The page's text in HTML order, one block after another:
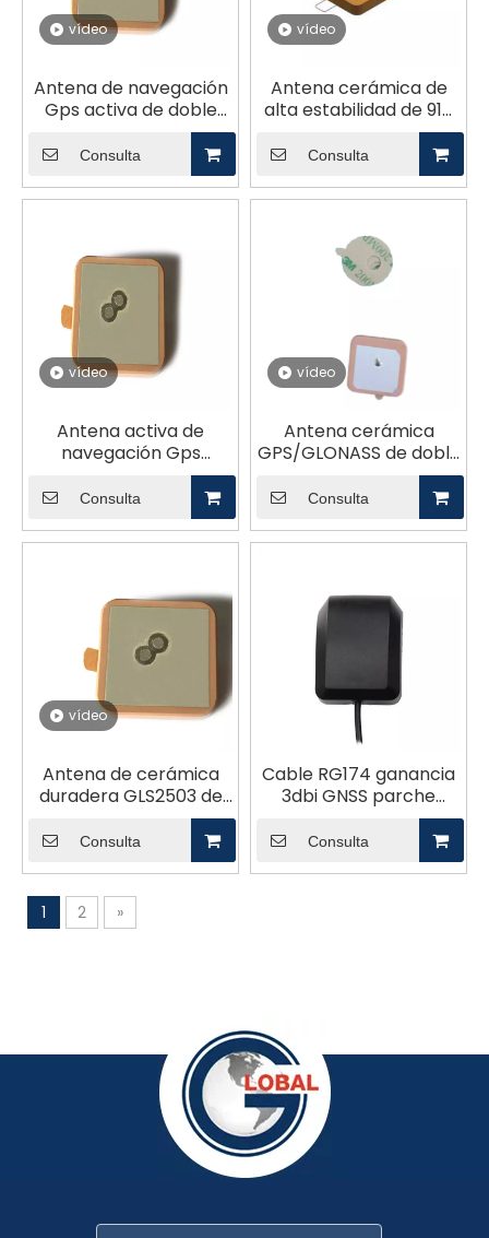
vídeo
Antena de navegación
Gps activa de doble
banda Antena de
cerámica Antena
pasiva GL-DYS2502
Consulta
vídeo
Antena cerámica de
alta estabilidad de 916
Consulta
vídeo
Antena activa de
navegación Gps
Antena de cerámica
Antena pasiva GL-
Consulta
vídeo
Antena cerámica
GPS/GLONASS de doble
banda de 1590 MHz
GLXCT2504
Consulta
vídeo
Antena de cerámica
duradera GLS2503 de
GNSS RHCP de alta
ganancia de 25 mm
Consulta
Cable RG174 ganancia
3dbi GNSS parche
cerámico antena
pasiva GL-DY008
Consulta
1 2 »